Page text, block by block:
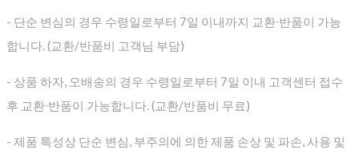
- 단순 변심의 경우 수령일로부터 7일 이내까지 교환∙반품이 가능
합니다. (교환/반품비 고객님 부담)
- 상품 하자, 오배송의 경우 수령일로부터 7일 이내 고객센터 접수
후 교환∙반품이 가능합니다. (교환/반품비 무료)
- 제품 특성상 단순 변심, 부주의에 의한 제품 손상 및 파손, 사용 및